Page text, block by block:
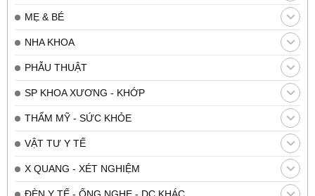
MẸ & BÉ
NHA KHOA
PHẪU THUẬT
SP KHOA XƯƠNG - KHỚP
THẨM MỸ - SỨC KHỎE
VẬT TƯ Y TẾ
X QUANG - XÉT NGHIỆM
ĐÈN Y TẾ - ỐNG NGHE - DC KHÁC